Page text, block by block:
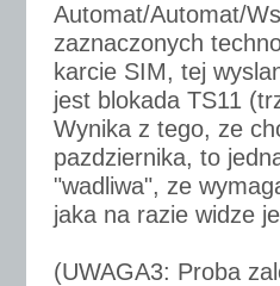
Automat/Automat/
zaznaczonych
karcie SIM, tej
jest blokada TS11
Wynika z tego, ze
pazdziernika, to
"wadliwa", ze
jaka na razie widze
(UWAGA3: Proba